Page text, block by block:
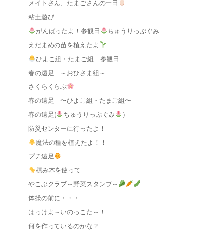
メイトさん、たまごさんの一日
粘土遊び
がんばったよ！参観日
ちゅうりっぷぐみ
えだまめの苗を植えたよ
ひよこ組・たまご組 参観日
春の遠足 ～おひさま組～
さくらくらぶ
春の遠足 〜ひよこ組・たまご組〜
春の遠足(
ちゅうりっぷぐみ
）
防災センターに行ったよ！
魔法の種を植えたよ！！
プチ遠足
積み木を使って
やこぶクラブ～野菜スタンプ～
体操の前に・・・
はっけよ～いのっこた～！
何を作っているのかな？